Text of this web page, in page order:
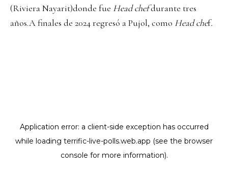
(Riviera Nayarit)donde fue Head chefdurante tres
años.A finales de 2024 regresó a Pujol, como Head chef.